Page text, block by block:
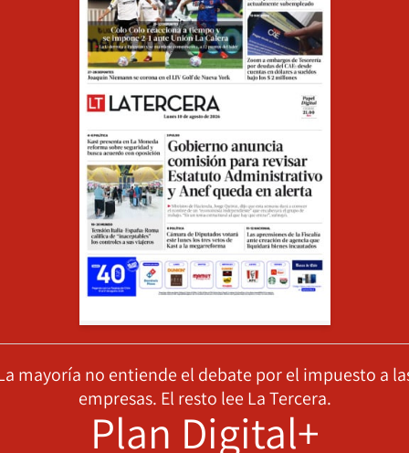
mayoría no entiende el debate por el impuesto a
empresas. El resto lee La Tercera.
Plan Digital+